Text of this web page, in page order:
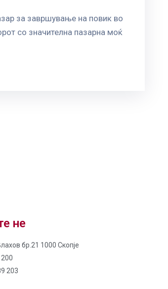
за завршување на повик во
со значителна пазарна моќ
не
бр.21 1000 Скопје
203